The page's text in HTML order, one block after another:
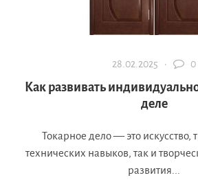
28.02.2025 · 0
Как развивать
деле
Токарное дело — это искусство,
технических навыков, так и
развития...